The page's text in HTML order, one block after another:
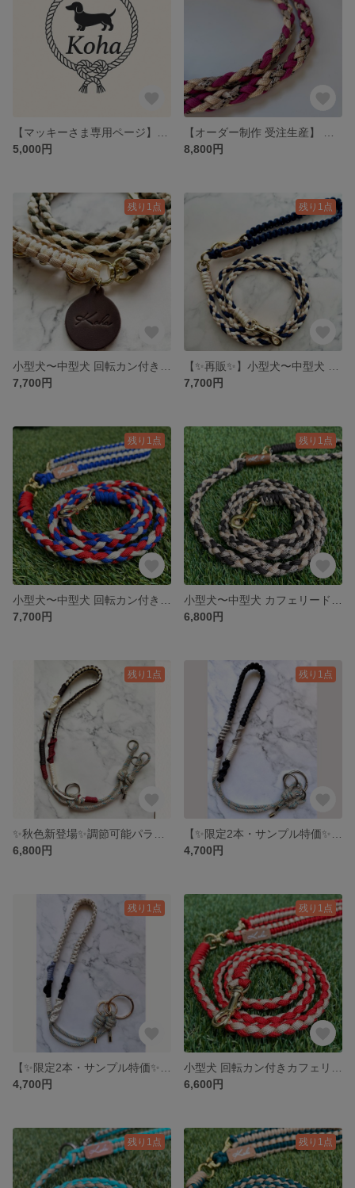
5,000円
8,800円
残り1点
7,700円
残り1点
7,700円
残り1点
7,700円
残り1点
6,800円
残り1点
6,800円
残り1点
4,700円
残り1点
4,700円
残り1点
6,600円
残り1点 残り1点